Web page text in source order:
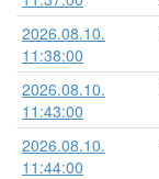
2026.08.10.
11:38:00
2026.08.10.
11:43:00
2026.08.10.
11:44:00